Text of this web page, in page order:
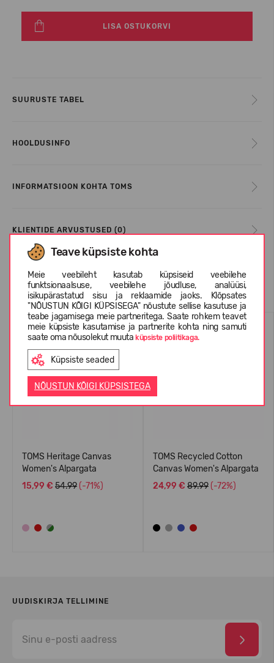
Teave küpsiste kohta
Meie veebileht kasutab küpsiseid veebilehe
funktsionaalsuse, veebilehe jõudluse, analüüsi,
isikupärastatud sisu ja reklaamide jaoks. Klõpsates
"NÕUSTUN KÕIGI KÜPSISEGA" nõustute sellise kasutuse ja
teabe jagamisega meie partneritega. Saate rohkem teavet
meie küpsiste kasutamise ja partnerite kohta ning samuti
saate oma nõusolekut muutaküpsiste poliitikaga.
Küpsiste seaded
NÕUSTUN KÕIGI KÜPSISTEGA
LISA OSTUKORVI
SUURUSTE TABEL
HOOLDUSINFO
INFORMATSIOON KOHTA TOMS
KLIENTIDE ARVUSTUSED (0)
Sarnased tooted
SUVEKS
TOMS Heritage Canvas
Women's Alpargata
15,99 € 54.99 (-71%)
SUVEKS
TOMS Recycled Cotton
Canvas Women's Alpargata
24,99 € 89.99 (-72%)
UUDISKIRJA TELLIMINE